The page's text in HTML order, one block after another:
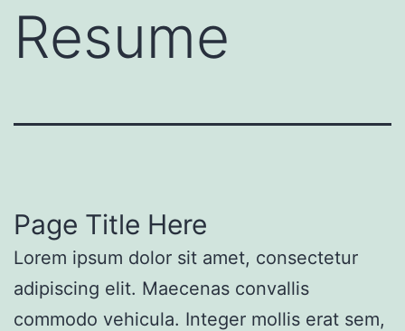
Resume
Page Title Here
Lorem ipsum dolor sit amet, consectetur
adipiscing elit. Maecenas convallis
commodo vehicula. Integer mollis erat sem,